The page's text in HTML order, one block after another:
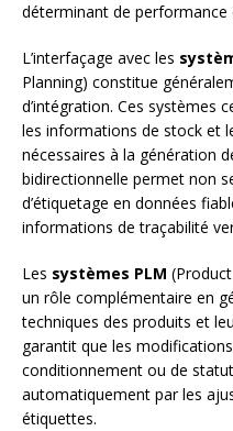
déterminant de
L’interfaçage avec les
Planning) constitue
d’intégration. Ces systèmes
les informations de stock et
nécessaires à la génération
bidirectionnelle permet non
d’étiquetage en données
informations de traçabilité
Les systèmes PLM
un rôle complémentaire en
techniques des produits et
garantit que les
conditionnement ou de
automatiquement par les
étiquettes.